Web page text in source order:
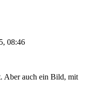
08:46
Aber auch ein Bild, mit